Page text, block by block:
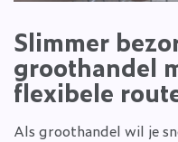
Slimmer
groothandel
flexibele
Als groothandel wil je